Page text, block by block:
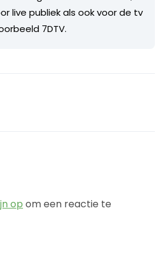
live publiek als ook voor de tv
7DTV.
op om een reactie te